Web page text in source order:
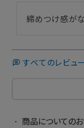
締めつけ感がな
すべてのレビュ
商品についての